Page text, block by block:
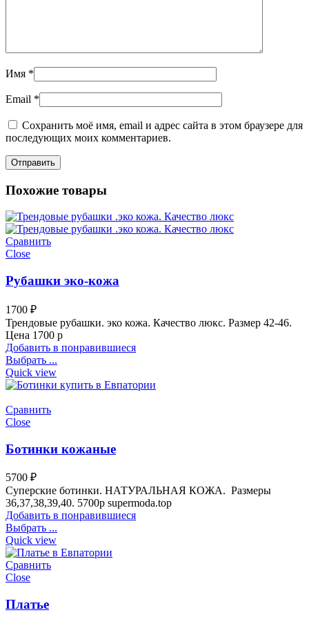
Имя *
Email *
Сохранить моё имя, email и адрес сайта в этом браузере для
последующих моих комментариев.
Похожие товары
Сравнить
Close
Рубашки эко-кожа
1700 ₽
Трендовые рубашки. эко кожа. Качество люкс. Размер 42-46.
Цена 1700 р
Добавить в понравившиеся
Выбрать ...
Quick view
Сравнить
Close
Ботинки кожаные
5700 ₽
Суперские ботинки. НАТУРАЛЬНАЯ КОЖА. Размеры
36,37,38,39,40. 5700р supermoda.top
Добавить в понравившиеся
Выбрать ...
Quick view
Сравнить
Close
Платье